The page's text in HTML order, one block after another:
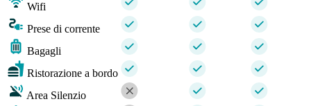
Wifi
Prese di corrente
Bagagli
Ristorazione a bordo
Area Silenzio